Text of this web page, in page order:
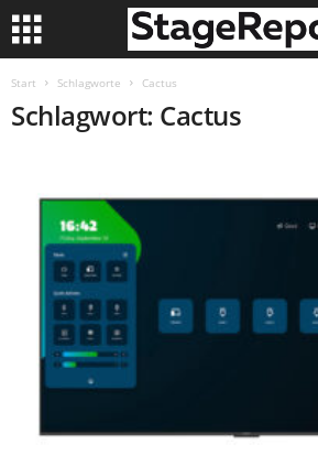
Start Schlagworte Cactus
Schlagwort: Cactus